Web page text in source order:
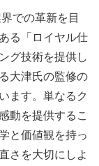
での革新を目
る「ロイヤル仕
グ技術を提供し
大津氏の監修の
ます。単なるク
動を提供するこ
と価値観を持っ
さを大切にしよ